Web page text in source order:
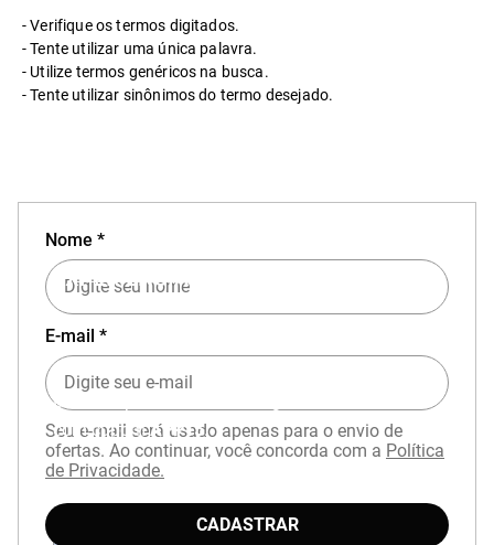
Verifique os termos digitados.
Tente utilizar uma única palavra.
Utilize termos genéricos na busca.
Tente utilizar sinônimos do termo desejado.
EXPERIÊNCIA MIZUNO NO APP
Baixe o aplicativo Mizuno e garanta
com cupomAPP15.
Nome *
E-mail *
Seu e-mail será usado apenas para o envio de
ofertas. Ao continuar, você concorda com a Política
de Privacidade.
CADASTRAR